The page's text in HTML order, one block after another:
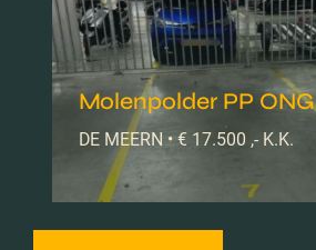
Molenpolder PP ONG
DE MEERN • € 17.500 ,- K.K.